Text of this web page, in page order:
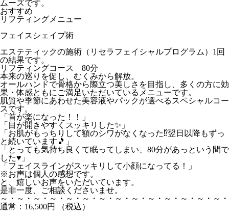
ムーズです。
おすすめ
リフティングメニュー
フェイスシェイプ術
エステティックの施術（リセラフェイシャルプログラム）1回
の結果です。
リフティングコース 80分
本来の巡りを促し、むくみから解放。
オールハンドで骨格から際立つ美しさを目指し、多くの方に効
果・体感ともにご満足いただいているメニューです。
肌質や季節にあわせた美容液やパックが選べるスペシャルコー
スです。
「首が楽になった！！」
「目が開きやすくスッキリした✨」
「お肌がもっちりして額のシワがなくなった⁉翌日以降もずっ
と続いています🎵」
「とっても気持ち良くて眠ってしまい、80分があっという間で
した♥」
「フェイスラインがスッキリして小顔になってる！」
※お声は個人の感想です。
と、嬉しいお声をいただいています。
是非一度、ご相談くださいませ。
～・～・～・～・～・～・～・～・～・～・～・～・～・～・
通常：16,500円 （税込）